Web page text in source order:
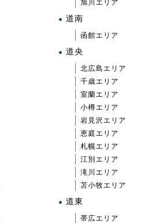
旭川エリア
道南
函館エリア
道央
北広島エリア
千歳エリア
室蘭エリア
小樽エリア
岩見沢エリア
恵庭エリア
札幌エリア
江別エリア
滝川エリア
苫小牧エリア
道東
帯広エリア